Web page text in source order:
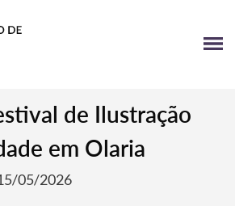
de Ilustração
em Olaria
05/2026